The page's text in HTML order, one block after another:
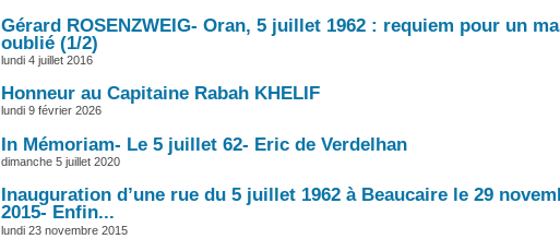
Gérard ROSENZWEIG- Oran, 5 juillet 1962 : requiem pour un
oublié (1/2)
lundi 4 juillet 2016
Honneur au Capitaine Rabah KHELIF
lundi 9 février 2026
In Mémoriam- Le 5 juillet 62- Eric de Verdelhan
dimanche 5 juillet 2020
Inauguration d’une rue du 5 juillet 1962 à Beaucaire le 29
2015- Enfin...
lundi 23 novembre 2015